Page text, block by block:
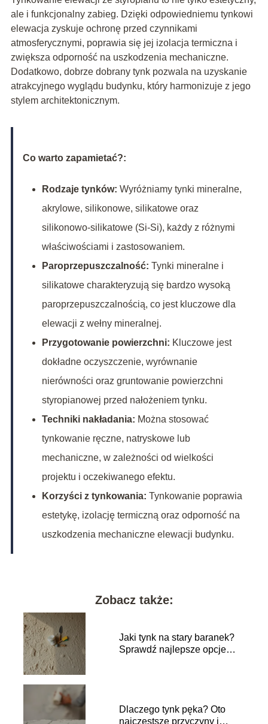
ale i funkcjonalny zabieg. Dzięki odpowiedniemu tynkowi
elewacja zyskuje ochronę przed czynnikami
atmosferycznymi, poprawia się jej izolacja termiczna i
zwiększa odporność na uszkodzenia mechaniczne.
Dodatkowo, dobrze dobrany tynk pozwala na uzyskanie
atrakcyjnego wyglądu budynku, który harmonizuje z jego
stylem architektonicznym.
Co warto zapamietać?:
Rodzaje tynków: Wyróżniamy tynki mineralne,
akrylowe, silikonowe, silikatowe oraz
silikonowo-silikatowe (Si-Si), każdy z różnymi
właściwościami i zastosowaniem.
Paroprzepuszczalność: Tynki mineralne i
silikatowe charakteryzują się bardzo wysoką
paroprzepuszczalnością, co jest kluczowe dla
elewacji z wełny mineralnej.
Przygotowanie powierzchni: Kluczowe jest
dokładne oczyszczenie, wyrównanie
nierówności oraz gruntowanie powierzchni
styropianowej przed nałożeniem tynku.
Techniki nakładania: Można stosować
tynkowanie ręczne, natryskowe lub
mechaniczne, w zależności od wielkości
projektu i oczekiwanego efektu.
Korzyści z tynkowania: Tynkowanie poprawia
estetykę, izolację termiczną oraz odporność na
uszkodzenia mechaniczne elewacji budynku.
Zobacz także:
Jaki tynk na stary baranek?
Sprawdź najlepsze opcje
Dlaczego tynk pęka? Oto
najczęstsze przyczyny i